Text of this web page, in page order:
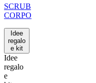
SCRUB
CORPO
Idee
regalo
e kit
Idee
regalo
e